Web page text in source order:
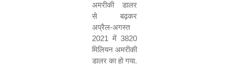
अमरीकी डालर
से बढ़कर
अप्रैल-अगस्त
2021 में 3820
मिलियन अमरीकी
डालर का हो गया.